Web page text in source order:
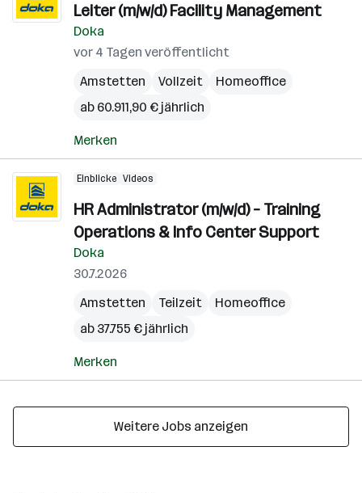
Leiter (m/w/d) Facility Management
Doka
vor 4 Tagen veröffentlicht
Amstetten
Vollzeit
Homeoffice
ab 60.911,90 € jährlich
Merken
Einblicke Videos
HR Administrator (m/w/d) – Training
Operations & Info Center Support
Doka
30.7.2026
Amstetten
Teilzeit
Homeoffice
ab 37.755 € jährlich
Merken
Weitere Jobs anzeigen